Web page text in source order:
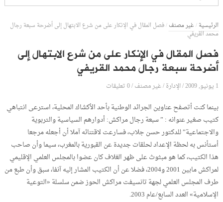
الرئيسية/غير مصنف/فصل المقال في الإنكار على من شرع الابتهال إلى أضرحة سبعة رجال
محمد القريفي
فصل المقال في الإنكار على من شرع الابتهال إلى
أضرحة سبعة رجال محمد القريفي
1 يونيو, 2009 /الإدارة/غير مصنف/0 تعليقات
بينما كنت أتصفح عناوين الجرائد الوطنية بأحد الأكشاك المحلية، استرعى انتباهي
كتيب صغير عنوانه : ” سبعة رجال مراكش: أدوارهم السياسية والتربوية
والاجتماعية” للدكتور حسن جلاب، فسارعت لاقتنائه آملا أن أجعله مرجعا
أستأنس به لحظة الإعداد لحلقات جديدة عن القبورية بالمغرب، سيما وأن صاحب
هذا الكتيب، كما هو مبثوث على ظهر الغلاف كان عضوا بالمجلس العلمي الإقليمي
لمراكش مابين 2001 و2004، فضلا عن أن الكتيب المشار إليه آنفا، سبق وأن طبع من
طرف المجلس العلمي لجهة تانسيفت مراكش الحوز ضمن سلسلة «التوعية
الإسلامية» العدد السابع/عام 2003.